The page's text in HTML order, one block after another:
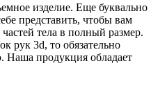
изделие. Еще буквально
представить, чтобы вам
тела в полный размер.
рук 3d, то обязательно
Наша продукция обладает